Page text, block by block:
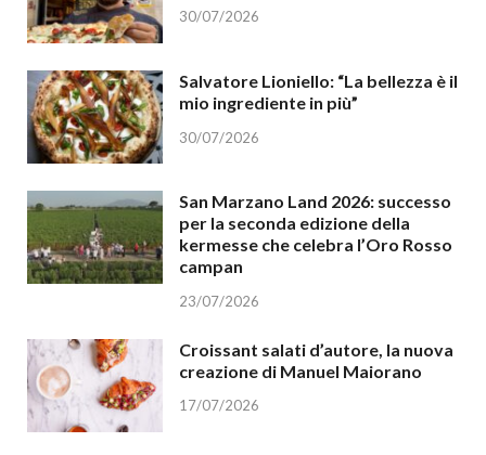
30/07/2026
Salvatore Lioniello: “La bellezza è il
mio ingrediente in più”
30/07/2026
San Marzano Land 2026: successo
per la seconda edizione della
kermesse che celebra l’Oro Rosso
campan
23/07/2026
Croissant salati d’autore, la nuova
creazione di Manuel Maiorano
17/07/2026